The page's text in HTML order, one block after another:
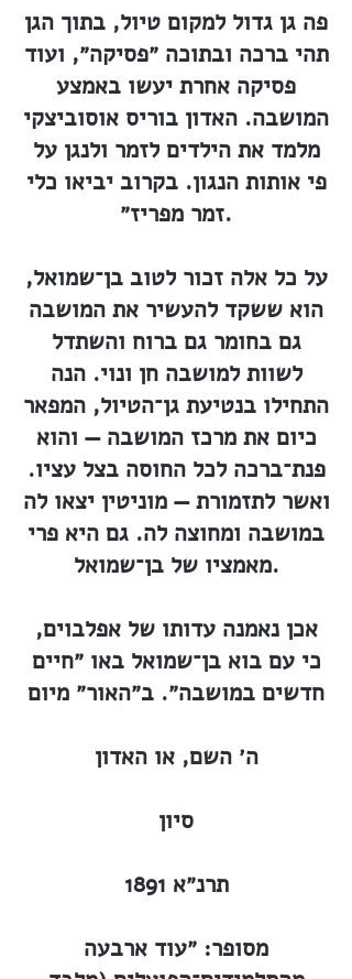
פה גן גדול למקום טיול, בתוך הגן
תהי ברכה ובתוכה ״פסיקה״, ועוד
פסיקה אחרת יעשו באמצע
המושבה. האדון בוריס אוסוביצקי
מלמד את הילדים לזמר ולנגן על
פי אותות הנגון. בקרוב יביאו כלי
זמר מפריז״.
על כל אלה זכור לטוב בן־שמואל,
הוא ששקד להעשיר את המושבה
גם בחומר גם ברוח והשתדל
לשוות למושבה חן ונוי. הנה
התחילו בנטיעת גן־הטיול, המפאר
כיום את מרכז המושבה — והוא
פנת־ברכה לכל החוסה בצל עציו.
ואשר לתזמורת — מוניטין יצאו לה
במושבה ומחוצה לה. גם היא פרי
מאמציו של בן־שמואל.
אכן נאמנה עדותו של אפלבוים,
כי עם בוא בן־שמואל באו ״חיים
חדשים במושבה״. ב״האור״ מיום
ה׳ השם, או האדון
סיון
תרנ״א 1891
מסופר: ״עוד ארבעה